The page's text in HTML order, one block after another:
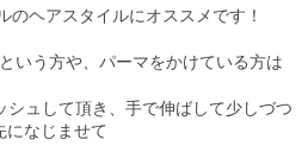
のヘアスタイルにオススメです！
いう方や、パーマをかけている方は
ュして頂き、 手で伸ばして少しづつ
になじませて